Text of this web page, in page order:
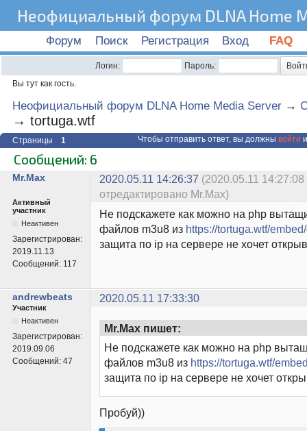
Неофициальный форум DLNA Home
Форум Поиск Регистрация Вход FAQ
Логин:
Пароль:
Вы тут как гость.
Неофициальный форум DLNA Home Media Server →
→tortuga.wtf
Страницы 1 Чтобы отправить ответ, вы должны войти
Сообщений: 6
Mr.Max 2020.05.11 14:26:37 (2020.05.11 14:27:08
отредактировано Mr.Max)
Активный
участник
Неактивен
Зарегистрирован:
2019.11.13
Сообщений: 117
Не подскажете как можно на php
файлов m3u8 из https://tortuga.wtf/
защита по ip на сервере не хочет
andrewbeats 2020.05.11 17:33:30
Участник
Неактивен
Зарегистрирован:
2019.09.06
Сообщений: 47
Mr.Max пишет:
Не подскажете как можно на php
файлов m3u8 из https://tortuga.wtf/
защита по ip на сервере не хочет
Пробуй))